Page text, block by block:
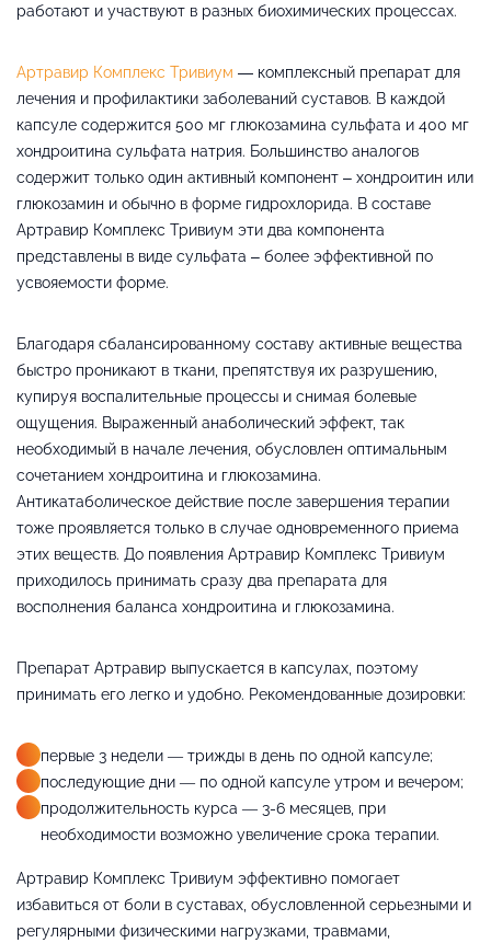
работают и участвуют в разных биохимических процессах.
Артравир Комплекс Тривиум — комплексный препарат для
лечения и профилактики заболеваний суставов. В каждой
капсуле содержится 500 мг глюкозамина сульфата и 400 мг
хондроитина сульфата натрия. Большинство аналогов
содержит только один активный компонент – хондроитин или
глюкозамин и обычно в форме гидрохлорида. В составе
Артравир Комплекс Тривиум эти два компонента
представлены в виде сульфата – более эффективной по
усвояемости форме.
Благодаря сбалансированному составу активные вещества
быстро проникают в ткани, препятствуя их разрушению,
купируя воспалительные процессы и снимая болевые
ощущения. Выраженный анаболический эффект, так
необходимый в начале лечения, обусловлен оптимальным
сочетанием хондроитина и глюкозамина.
Антикатаболическое действие после завершения терапии
тоже проявляется только в случае одновременного приема
этих веществ. До появления Артравир Комплекс Тривиум
приходилось принимать сразу два препарата для
восполнения баланса хондроитина и глюкозамина.
Препарат Артравир выпускается в капсулах, поэтому
принимать его легко и удобно. Рекомендованные дозировки:
первые 3 недели — трижды в день по одной капсуле;
последующие дни — по одной капсуле утром и вечером;
продолжительность курса — 3-6 месяцев, при
необходимости возможно увеличение срока терапии.
Артравир Комплекс Тривиум эффективно помогает
избавиться от боли в суставах, обусловленной серьезными и
регулярными физическими нагрузками, травмами,